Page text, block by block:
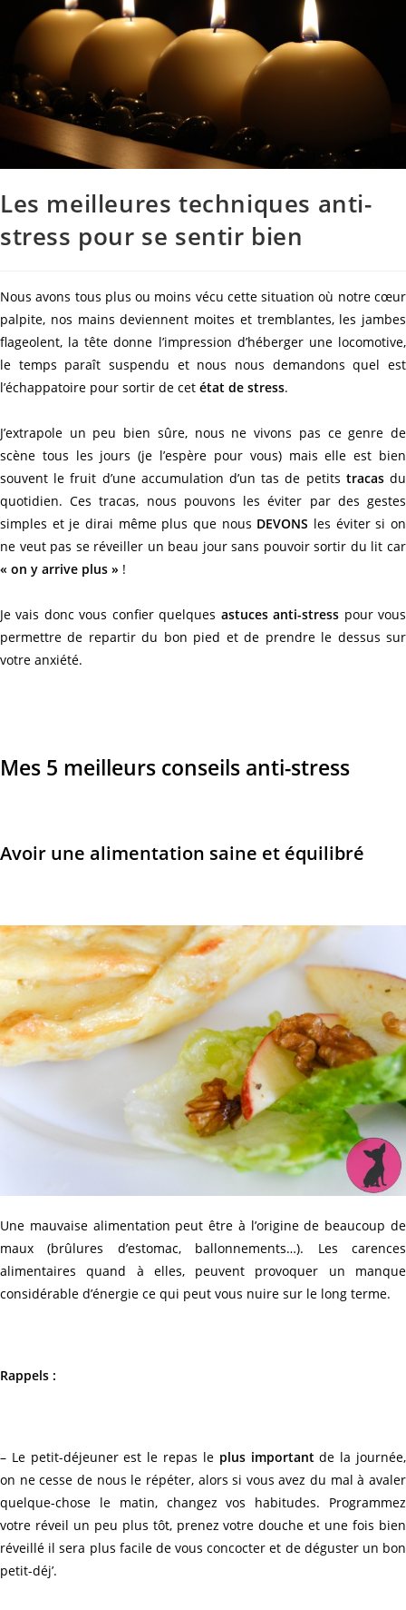
Les meilleures techniques anti-
stress pour se sentir bien
Nous avons tous plus ou moins vécu cette situation où notre cœur
palpite, nos mains deviennent moites et tremblantes, les jambes
flageolent, la tête donne l’impression d’héberger une locomotive,
le temps paraît suspendu et nous nous demandons quel est
l’échappatoire pour sortir de cet état de stress.
J’extrapole un peu bien sûre, nous ne vivons pas ce genre de
scène tous les jours (je l’espère pour vous) mais elle est bien
souvent le fruit d’une accumulation d’un tas de petits tracasdu
quotidien. Ces tracas, nous pouvons les éviter par des gestes
simples et je dirai même plus que nous DEVONS les éviter si on
ne veut pas se réveiller un beau jour sans pouvoir sortir du lit car
« on y arrive plus » !
Je vais donc vous confier quelques astuces anti-stress pour vous
permettre de repartir du bon pied et de prendre le dessus sur
votre anxiété.
Mes 5 meilleurs conseils anti-stress
Avoir une alimentation saine et équilibré
Une mauvaise alimentation peut être à l’origine de beaucoup de
maux (brûlures d’estomac, ballonnements…). Les carences
alimentaires quand à elles, peuvent provoquer un manque
considérable d’énergie ce qui peut vous nuire sur le long terme.
Rappels :
– Le petit-déjeuner est le repas le plus importantde la journée,
on ne cesse de nous le répéter, alors si vous avez du mal à avaler
quelque-chose le matin, changez vos habitudes. Programmez
votre réveil un peu plus tôt, prenez votre douche et une fois bien
réveillé il sera plus facile de vous concocter et de déguster un bon
petit-déj’.